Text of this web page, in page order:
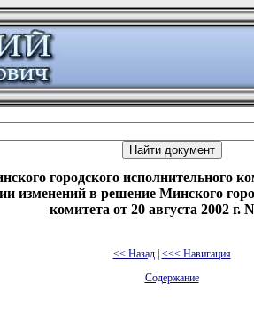
городского исполнительного
изменений в решение Минского
комитета от 20 августа 2002 г.
<< Назад| <<< Навигация
Содержание